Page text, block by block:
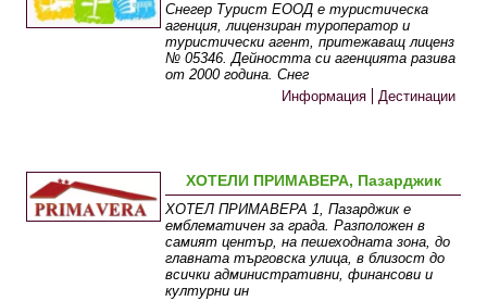
Снегер Турист ЕООД е туристическа
агенция, лицензиран туроператор и
туристически агент, притежаващ лиценз
№ 05346. Дейността си агенцията разива
от 2000 година. Снег
Информация
Дестинации
ХОТЕЛИ ПРИМАВЕРА, Пазарджик
ХОТЕЛ ПРИМАВЕРА 1, Пазарджик е
емблематичен за града. Разположен в
самият център, на пешеходната зона, до
главната търговска улица, в близост до
всички административни, финансови и
културни ин